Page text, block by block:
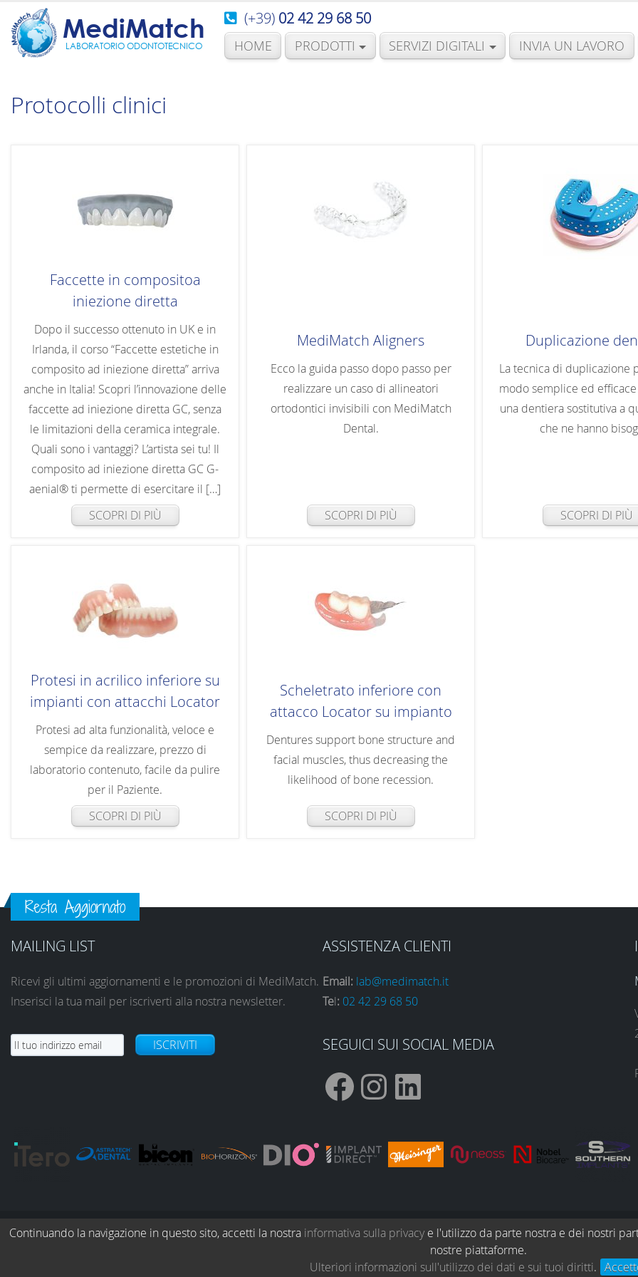
MediMatch
LABORATORIO ODONTOTECNICO
(+39) 02 42 29 68 50
HOME PRODOTTI SERVIZI DIGITALI INVIA UN LAVORO
Protocolli clinici
Faccette in compositoa
iniezione diretta
Dopo il successo ottenuto in UK e in
Irlanda, il corso “Faccette estetiche in
composito ad iniezione diretta” arriva
anche in Italia! Scopri l’innovazione delle
faccette ad iniezione diretta GC, senza
le limitazioni della ceramica integrale.
Quali sono i vantaggi? L’artista sei tu! Il
composito ad iniezione diretta GC G-
aenial® ti permette di esercitare il […]
SCOPRI DI PIÙ
MediMatch Aligners
Ecco la guida passo dopo passo per
realizzare un caso di allineatori
ortodontici invisibili con MediMatch
Dental.
SCOPRI DI PIÙ
Duplicazione
La tecnica di duplicazione
modo semplice ed
una dentiera sostitutiva a
che ne hanno
SCOPRI DI PIÙ
Protesi in acrilico inferiore su
impianti con attacchi Locator
Protesi ad alta funzionalità, veloce e
sempice da realizzare, prezzo di
laboratorio contenuto, facile da pulire
per il Paziente.
SCOPRI DI PIÙ
Scheletrato inferiore con
attacco Locator su impianto
Dentures support bone structure and
facial muscles, thus decreasing the
likelihood of bone recession.
SCOPRI DI PIÙ
Resta Aggiornato
MAILING LIST
Ricevi gli ultimi aggiornamenti e le promozioni di MediMatch.
Inserisci la tua mail per iscriverti alla nostra newsletter.
ISCRIVITI
ASSISTENZA CLIENTI
Email: lab@medimatch.it
Tel: 02 42 29 68 50
SEGUICI SUI SOCIAL MEDIA
F
a
e
I
n
t
L
i
kBlog dentale Protocolli clinici
Continuando la navigazione in questo sito, accetti la nostra informativa sulla privacye l'utilizzo da parte nostra e dei nostri
nostre piattaforme.
Ulteriori informazioni sull'utilizzo dei dati e sui tuoi diritti.